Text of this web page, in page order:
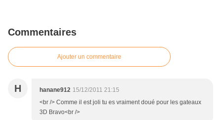
Commentaires
Ajouter un commentaire
H hanane912 15/12/2011 21:15
<br /> Comme il est joli tu es vraiment doué pour les gateaux
3D Bravo<br />